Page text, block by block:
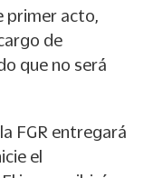
primer acto,
de
que no será
FGR entregará
el